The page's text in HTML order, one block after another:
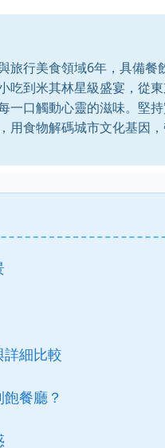
旅行美食領域6年，具備
吃到米其林星級盛宴，從
一口觸動心靈的滋味。堅
用食物解碼城市文化基因
細比較
餐廳？